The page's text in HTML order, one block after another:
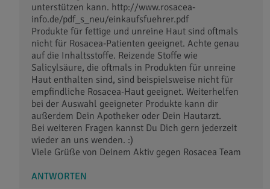
unterstützen kann. http://www.rosacea-
info.de/pdf_s_neu/einkaufsfuehrer.pdf
Produkte für fettige und unreine Haut sind oftmals
nicht für Rosacea-Patienten geeignet. Achte genau
auf die Inhaltsstoffe. Reizende Stoffe wie
Salicylsäure, die oftmals in Produkten für unreine
Haut enthalten sind, sind beispielsweise nicht für
empfindliche Rosacea-Haut geeignet. Weiterhelfen
bei der Auswahl geeigneter Produkte kann dir
außerdem Dein Apotheker oder Dein Hautarzt.
Bei weiteren Fragen kannst Du Dich gern jederzeit
wieder an uns wenden. :)
Viele Grüße von Deinem Aktiv gegen Rosacea Team
ANTWORTEN